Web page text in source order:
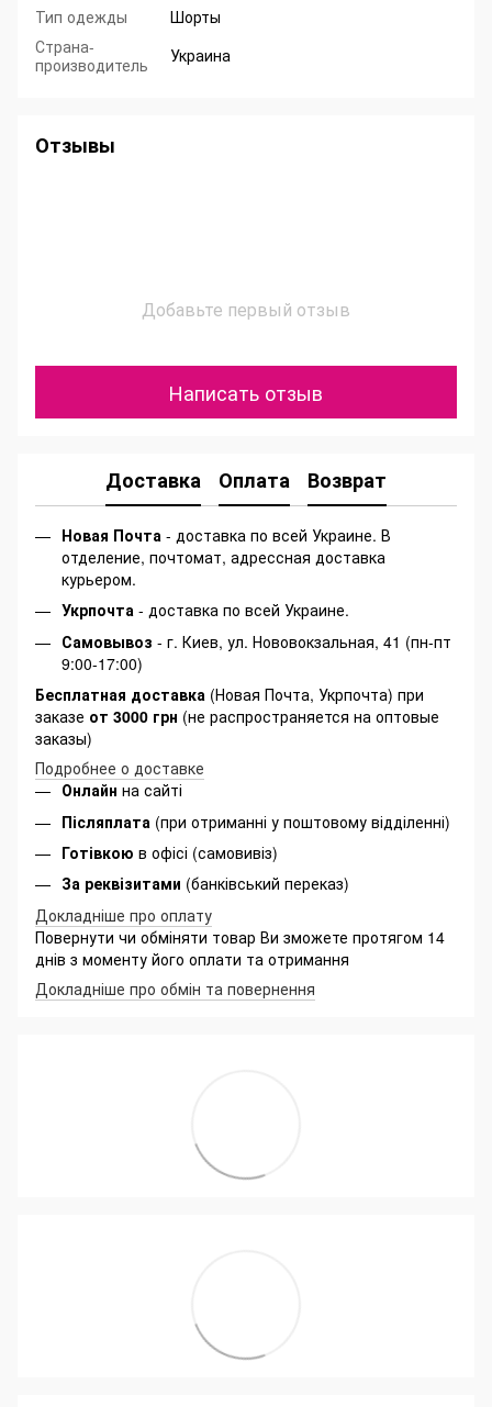
Тип одежды
Шорты
Страна-
производитель
Украина
Отзывы
Добавьте первый отзыв
Написать отзыв
Доставка Оплата Возврат
Новая Почта - доставка по всей Украине. В
отделение, почтомат, адрессная доставка
курьером.
Укрпочта - доставка по всей Украине.
Самовывоз - г. Киев, ул. Нововокзальная, 41 (пн-пт
9:00-17:00)
Бесплатная доставка (Новая Почта, Укрпочта) при
заказе от 3000 грн (не распространяется на оптовые
заказы)
Подробнее о доставке
Онлайн на сайті
Післяплата (при отриманні у поштовому відділенні)
Готівкою в офісі (самовивіз)
За реквізитами (банківський переказ)
Докладніше про оплату
Повернути чи обміняти товар Ви зможете протягом 14
днів з моменту його оплати та отримання
Докладніше про обмін та повернення